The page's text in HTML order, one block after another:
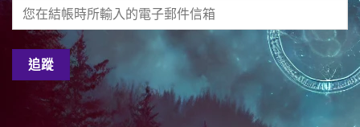
追蹤